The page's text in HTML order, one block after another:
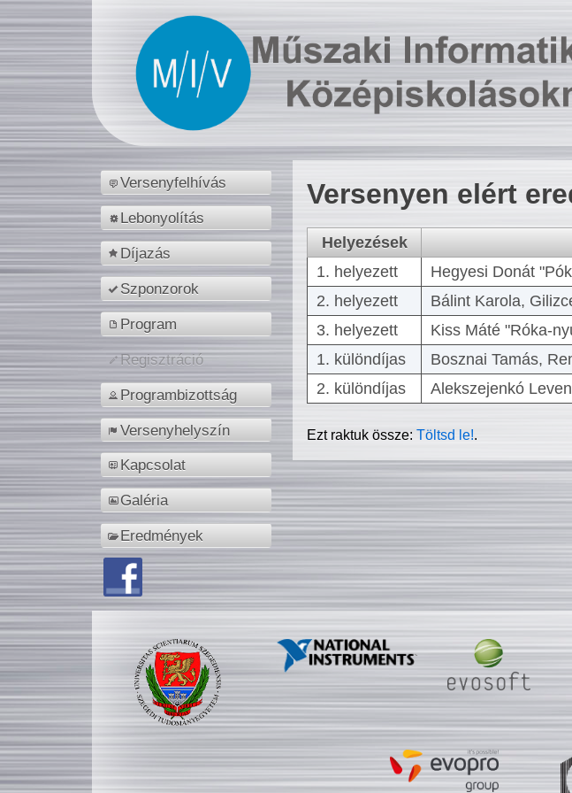
Versenyfelhívás
Lebonyolítás
Díjazás
Szponzorok
Program
Regisztráció
Programbizottság
Versenyhelyszín
Kapcsolat
Galéria
Eredmények
Versenyen elért
Helyezések
1. helyezett
Hegyesi Donát
2. helyezett
Bálint Karola,
3. helyezett
Kiss Máté "Róka-
1. különdíjas
Bosznai Tamás,
2. különdíjas
Alekszejenkó
Ezt raktuk össze:Töltsd le!.